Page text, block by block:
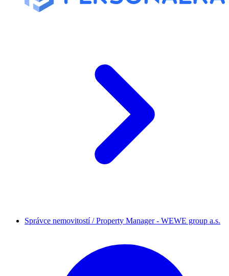
Správce nemovitostí / Property Manager - WEWE group a.s.